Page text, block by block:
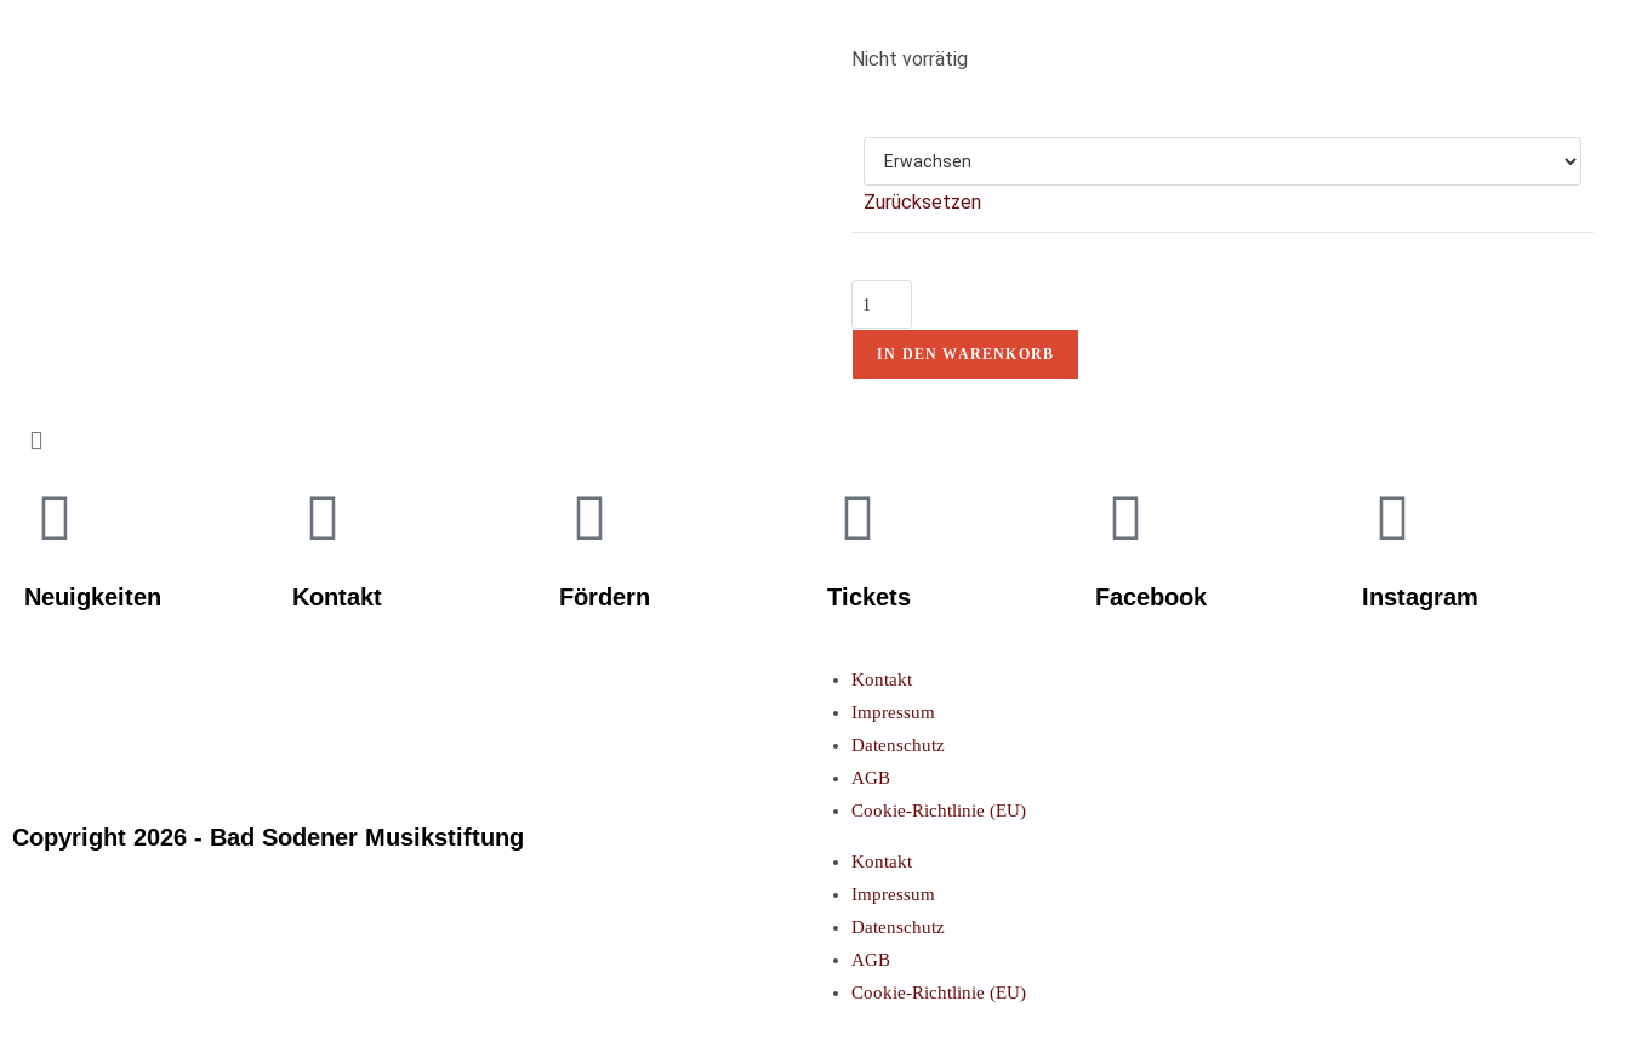
Nicht vorrätig
Zurücksetzen
IN DEN WARENKORB
Neuigkeiten Kontakt Fördern Tickets Facebook Instagram
Copyright 2026 - Bad Sodener Musikstiftung
Kontakt
Impressum
Datenschutz
AGB
Cookie-Richtlinie (EU)
Kontakt
Impressum
Datenschutz
AGB
Cookie-Richtlinie (EU)